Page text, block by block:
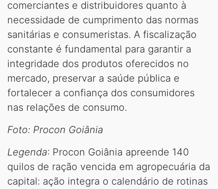
comerciantes e distribuidores quanto à
necessidade de cumprimento das normas
sanitárias e consumeristas. A fiscalização
constante é fundamental para garantir a
integridade dos produtos oferecidos no
mercado, preservar a saúde pública e
fortalecer a confiança dos consumidores
nas relações de consumo.
Foto: Procon Goiânia
Legenda: Procon Goiânia apreende 140
quilos de ração vencida em agropecuária da
capital: ação integra o calendário de rotinas